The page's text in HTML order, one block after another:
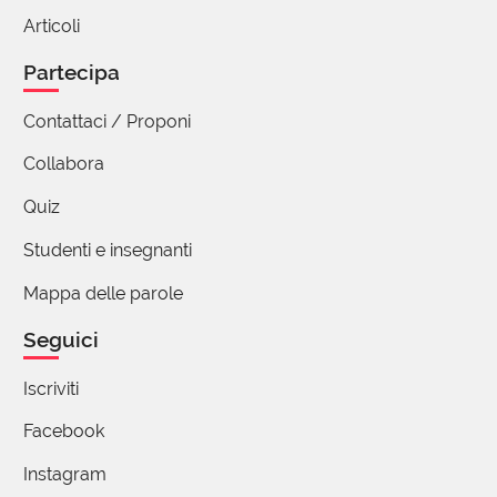
mercenario di Bergamo. Mi auguro che la
all'introduzione di temi come quello della
trimembrale di Claudio, degno di triplice
encomio, dico che per avere esso
Articoli
Partecipa
Contattaci / Proponi
Collabora
Quiz
Studenti e insegnanti
Mappa delle parole
Seguici
Iscriviti
Facebook
Instagram